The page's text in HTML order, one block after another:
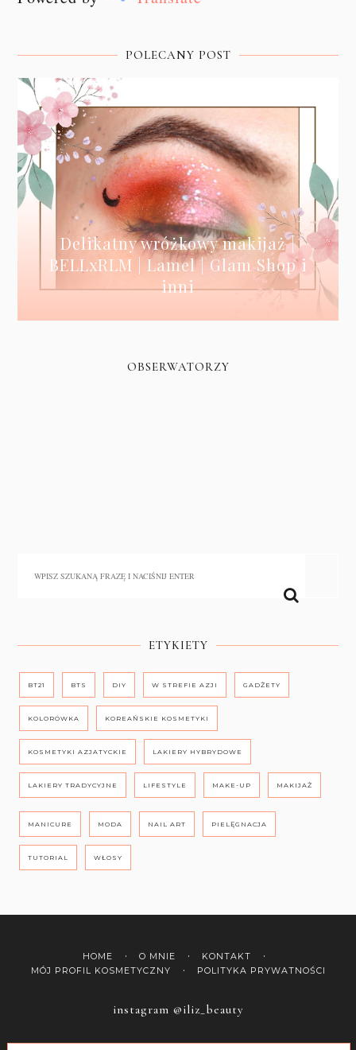
POLECANY POST
Delikatny wróżkowy makijaż |
BELLxRLM | Lamel | Glam Shop i
inni
OBSERWATORZY
ETYKIETY
BT21 BTS DIY W STREFIE AZJI GADŻETY
KOLORÓWKA KOREAŃSKIE KOSMETYKI
KOSMETYKI AZJATYCKIE LAKIERY HYBRYDOWE
LAKIERY TRADYCYJNE LIFESTYLE MAKE-UP MAKIJAŻ
MANICURE MODA NAIL ART PIELĘGNACJA
TUTORIAL WŁOSY
HOME O MNIE
KONTAKT
MÓJ PROFIL KOSMETYCZNY
POLITYKA PRYWATNOŚCI
instagram @iliz_beauty
COPYRIGHT ©ILIZ